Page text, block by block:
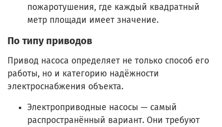
пожаротушения, где каждый квадратный
метр площади имеет значение.
По типу приводов
Привод насоса определяет не только способ его
работы, но и категорию надёжности
электроснабжения объекта.
Электроприводные насосы — самый
распространённый вариант. Они требуют